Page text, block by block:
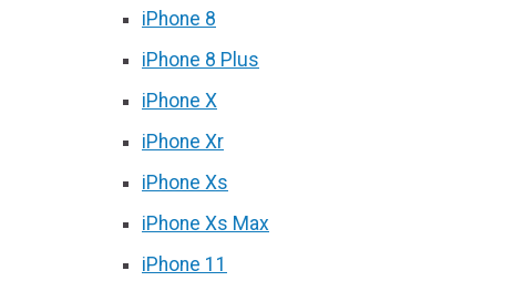
iPhone 8
iPhone 8 Plus
iPhone X
iPhone Xr
iPhone Xs
iPhone Xs Max
iPhone 11